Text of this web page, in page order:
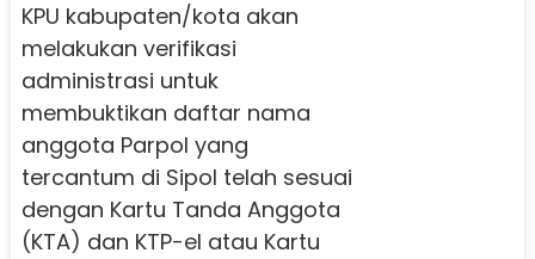
KPU kabupaten/kota akan
melakukan verifikasi
administrasi untuk
membuktikan daftar nama
anggota Parpol yang
tercantum di Sipol telah sesuai
dengan Kartu Tanda Anggota
(KTA) dan KTP-el atau Kartu